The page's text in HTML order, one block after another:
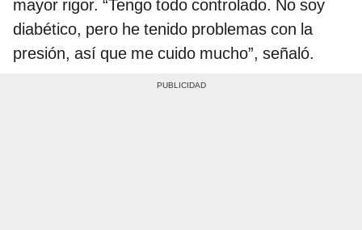
mayor rigor. “Tengo todo controlado. No soy
diabético, pero he tenido problemas con la
presión, así que me cuido mucho”, señaló.